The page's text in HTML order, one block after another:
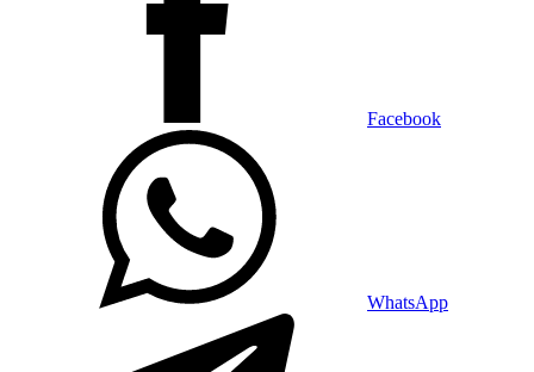
Facebook
WhatsApp